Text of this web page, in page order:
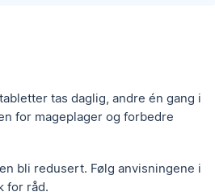
tas daglig, andre én gang i
for mageplager og forbedre
bli redusert. Følg anvisningene i
for råd.